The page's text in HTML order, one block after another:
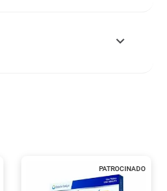
PATROCINADO